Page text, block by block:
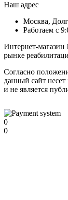
Наш адрес
Москва,
Работаем с
Интернет-
рынке
Согласно
данный сайт
и не является
0
0